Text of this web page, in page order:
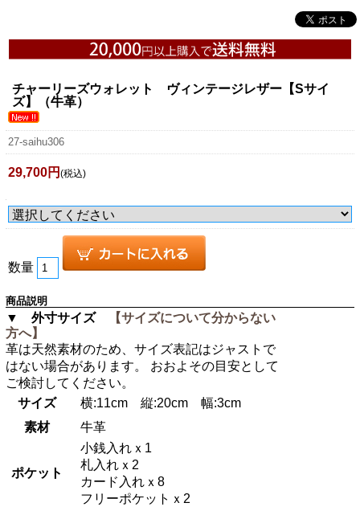
チャーリーズウォレット ヴィンテージレザー【Sサイ
ズ】（牛革）
27-saihu306
29,700円 (税込)
数量
商品説明
▼ 外寸サイズ
【サイズについて分からない
方へ】
革は天然素材のため、サイズ表記はジャストで
はない場合があります。 おおよその目安として
ご検討してください。
サイズ
横:11cm 縦:20cm 幅:3cm
素材
牛革
ポケット
小銭入れｘ1
札入れｘ2
カード入れｘ8
フリーポケットｘ2